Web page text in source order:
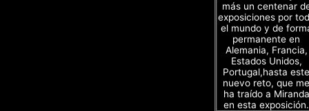
más un centenar
exposiciones por
el mundo y de
permanente en
Alemania, Francia,
Estados Unidos,
Portugal,hasta este
nuevo reto, que me
ha traído a Miranda
en esta exposición.